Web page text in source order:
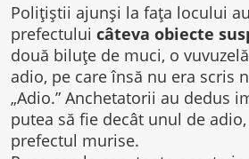
Poliţiştii ajunşi la faţa locului
prefectului câteva obiecte
două biluţe de muci, o
adio, pe care însă nu era scris
„Adio.” Anchetatorii au dedus
putea să fie decât unul de
prefectul murise.